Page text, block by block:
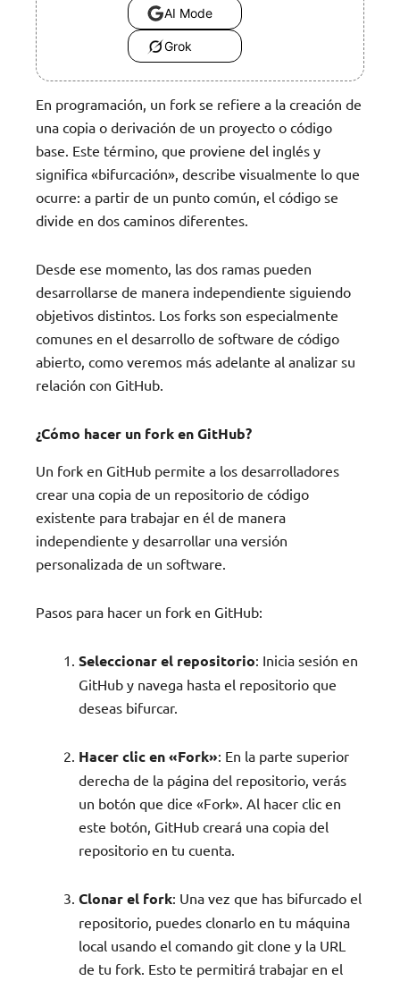
AI Mode
Grok
En programación, un fork se refiere a la creación de
una copia o derivación de un proyecto o código
base. Este término, que proviene del inglés y
significa «bifurcación», describe visualmente lo que
ocurre: a partir de un punto común, el código se
divide en dos caminos diferentes.
Desde ese momento, las dos ramas pueden
desarrollarse de manera independiente siguiendo
objetivos distintos. Los forks son especialmente
comunes en el desarrollo de software de código
abierto, como veremos más adelante al analizar su
relación con GitHub.
¿Cómo hacer un fork en GitHub?
Un fork en GitHub permite a los desarrolladores
crear una copia de un repositorio de código
existente para trabajar en él de manera
independiente y desarrollar una versión
personalizada de un software.
Pasos para hacer un fork en GitHub:
Seleccionar el repositorio: Inicia sesión en
GitHub y navega hasta el repositorio que
deseas bifurcar.
Hacer clic en «Fork»: En la parte superior
derecha de la página del repositorio, verás
un botón que dice «Fork». Al hacer clic en
este botón, GitHub creará una copia del
repositorio en tu cuenta.
Clonar el fork: Una vez que has bifurcado el
repositorio, puedes clonarlo en tu máquina
local usando el comando git clone y la URL
de tu fork. Esto te permitirá trabajar en el